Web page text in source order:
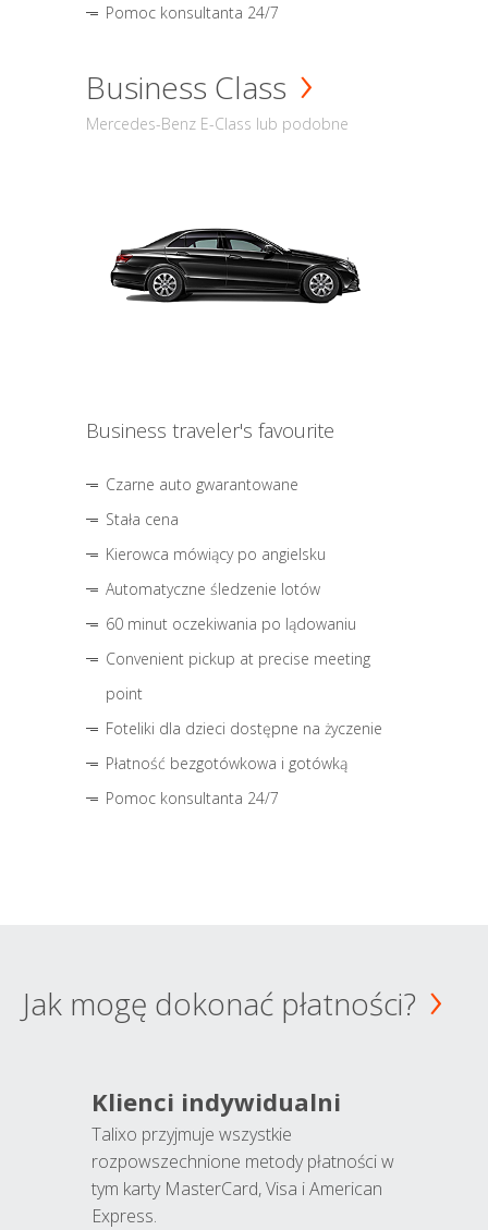
Pomoc konsultanta 24/7
Business Class
Mercedes-Benz E-Class lub podobne
Business traveler's favourite
Czarne auto gwarantowane
Stała cena
Kierowca mówiący po angielsku
Automatyczne śledzenie lotów
60 minut oczekiwania po lądowaniu
Convenient pickup at precise meeting
point
Foteliki dla dzieci dostępne na życzenie
Płatność bezgotówkowa i gotówką
Pomoc konsultanta 24/7
Jak mogę dokonać płatności?
Klienci indywidualni
Talixo przyjmuje wszystkie
rozpowszechnione metody płatności w
tym karty MasterCard, Visa i American
Express.